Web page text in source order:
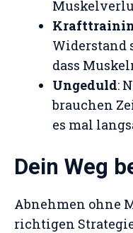
Widerstand
dass
Ungeduld:
brauchen
es mal
Dein Weg
Abnehmen ohne
richtigen